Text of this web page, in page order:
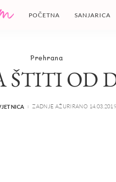
POČETNA SANJARICA
Prehrana
OD
ZADNJE AŽURIRANO